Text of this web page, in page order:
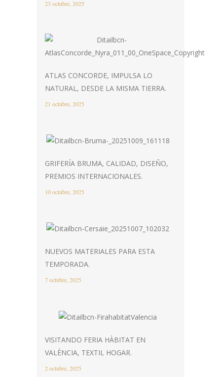
23 octubre, 2025
ATLAS CONCORDE, IMPULSA LO
NATURAL, DESDE LA MISMA TIERRA.
21 octubre, 2025
GRIFERÍA BRUMA, CALIDAD, DISEÑO,
PREMIOS INTERNACIONALES.
10 octubre, 2025
NUEVOS MATERIALES PARA ESTA
TEMPORADA.
7 octubre, 2025
VISITANDO FERIA HÀBITAT EN
VALÈNCIA, TEXTIL HOGAR.
2 octubre, 2025